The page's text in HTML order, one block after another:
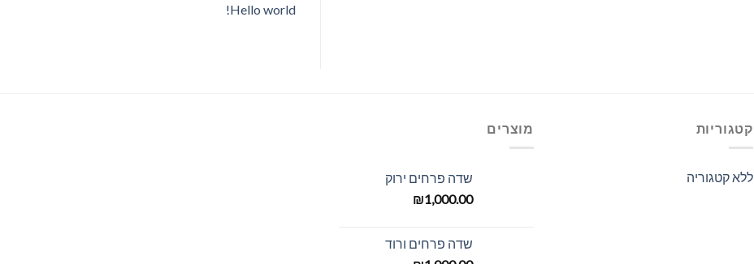
Hello world!
קטגוריות
ללא קטגוריה
מוצרים
שדה פרחים ירוק
₪1,000.00
שדה פרחים ורוד